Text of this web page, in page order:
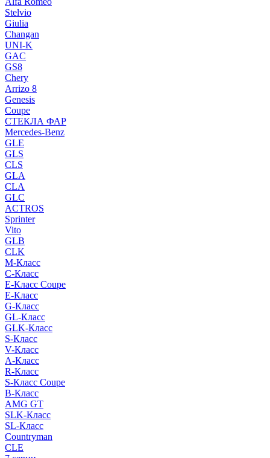
Stelvio
Giulia
Changan
UNI-K
GAC
GS8
Chery
Arrizo 8
Genesis
Coupe
СТЕКЛА ФАР
Mercedes-Benz
GLE
GLS
CLS
GLA
CLA
GLC
ACTROS
Sprinter
Vito
GLB
CLK
M-Класс
C-Класс
E-Класс Coupe
E-Класс
G-Класс
GL-Класс
GLK-Класс
S-Класс
V-Класс
A-Класс
R-Класс
S-Класс Сoupe
B-Класс
AMG GT
SLK-Класс
SL-Класс
Countryman
CLE